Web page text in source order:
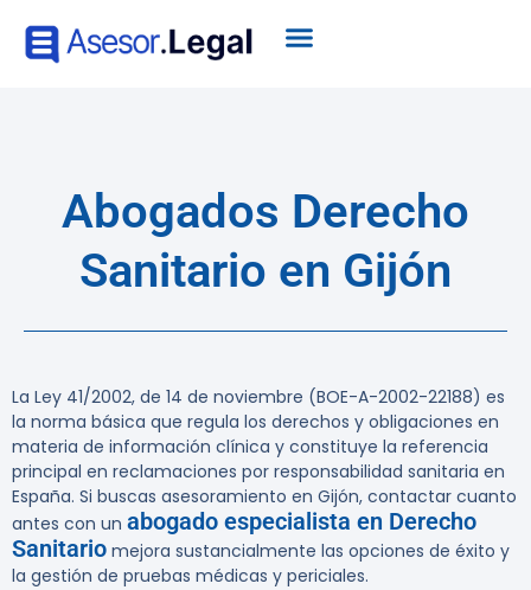
Abogados Derecho
Sanitario en Gijón
La Ley 41/2002, de 14 de noviembre (BOE-A-2002-22188) es
la norma básica que regula los derechos y obligaciones en
materia de información clínica y constituye la referencia
principal en reclamaciones por responsabilidad sanitaria en
España. Si buscas asesoramiento en Gijón, contactar cuanto
antes con un abogado especialista en Derecho
Sanitario mejora sustancialmente las opciones de éxito y
la gestión de pruebas médicas y periciales.